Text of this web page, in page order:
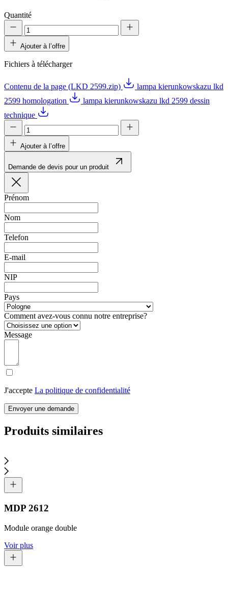
Quantité
Ajouter à l’offre
Fichiers à télécharger
Contenu de la page (LKD 2599.zip)
lampa kierunkowskazu lkd
2599 homologation
lampa kierunkowskazu lkd 2599 dessin
technique
Ajouter à l’offre
Demande de devis pour un produit
Prénom
Nom
Telefon
E-mail
NIP
Pays
Comment avez-vous connu notre entreprise?
Message
J'accepte La politique de confidentialité
Envoyer une demande
Produits similaires
MDP 2612
Module orange double
Voir plus